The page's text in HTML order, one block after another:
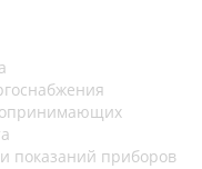
показаний приборов